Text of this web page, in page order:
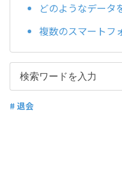
どのようなデータ
複数のスマートフ
# 退会